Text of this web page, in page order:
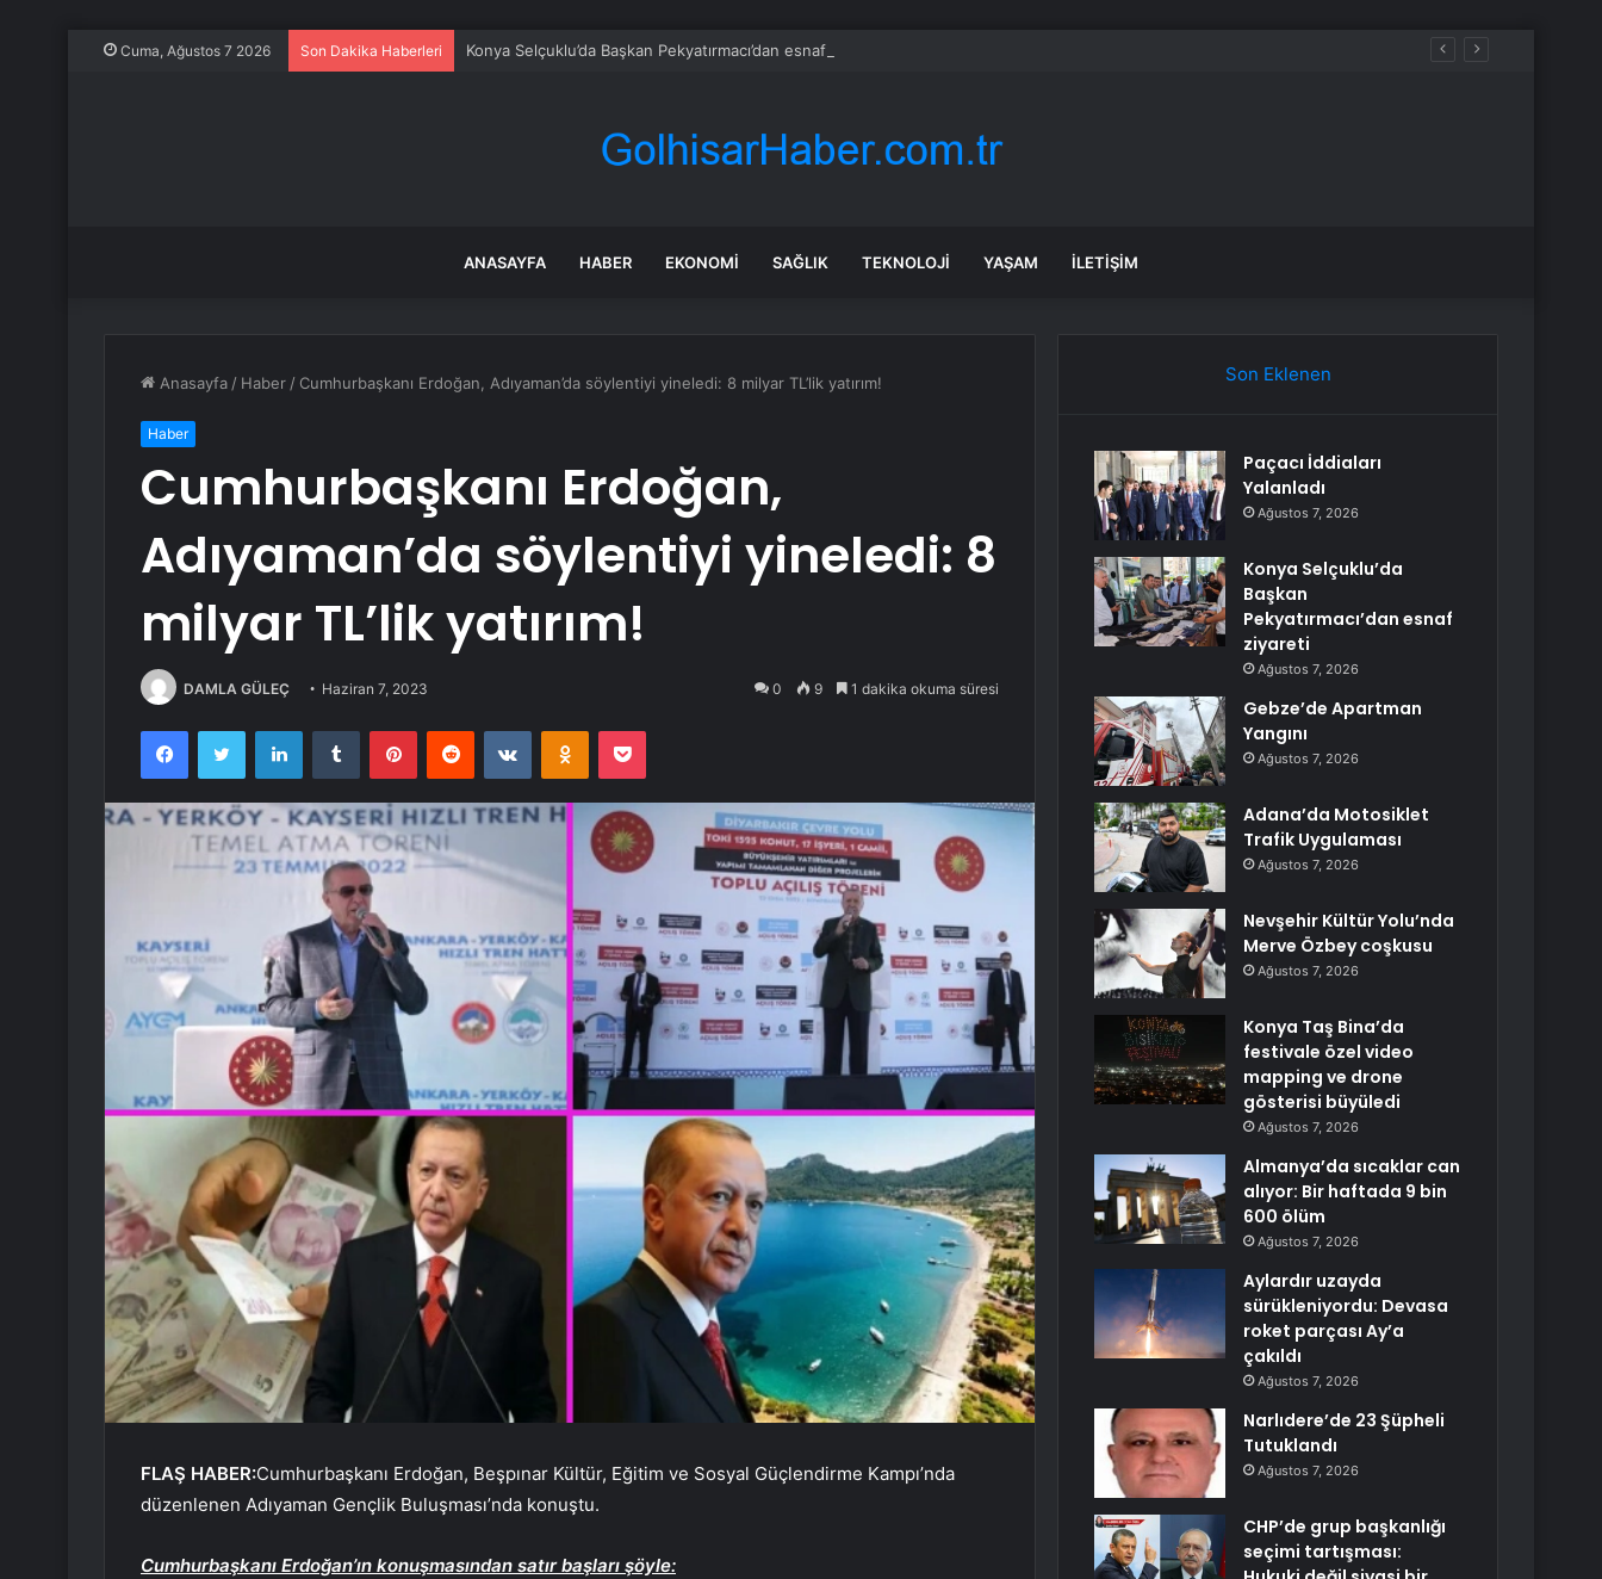
Cuma, Ağustos 7 2026 Son Dakika Haberleri Konya Selçuklu’da Başkan Pekyatırmacı’dan esnaf ziyareti
ANASAYFA HABER EKONOMI SAĞLIK TEKNOLOJI YAŞAM İLETIŞIM
Anasayfa / Haber / Cumhurbaşkanı Erdoğan, Adıyaman’da söylentiyi yineledi: 8 milyar TL’lik yatırım!
Haber
Cumhurbaşkanı Erdoğan,
Adıyaman’da söylentiyi yineledi: 8
milyar TL’lik yatırım!
DAMLA GÜLEÇ Haziran 7, 2023 0 9 1 dakika okuma süresi
FacebookTwitter LinkedInTumblr PinterestReddit VKontakteOdnoklassniki
Pocket
FLAŞ HABER:Cumhurbaşkanı Erdoğan, Beşpınar Kültür, Eğitim ve Sosyal Güçlendirme Kampı’nda
düzenlenen Adıyaman Gençlik Buluşması’nda konuştu.
Cumhurbaşkanı Erdoğan’ın konuşmasından satır başları şöyle:
Son Eklenen
Paçacı İddiaları
Yalanladı
Ağustos 7, 2026
Konya Selçuklu’da
Başkan
Pekyatırmacı’dan esnaf
ziyareti
Ağustos 7, 2026
Gebze’de Apartman
Yangını
Ağustos 7, 2026
Adana’da Motosiklet
Trafik Uygulaması
Ağustos 7, 2026
Nevşehir Kültür Yolu’nda
Merve Özbey coşkusu
Ağustos 7, 2026
Konya Taş Bina’da
festivale özel video
mapping ve drone
gösterisi büyüledi
Ağustos 7, 2026
Almanya’da sıcaklar can
alıyor: Bir haftada 9 bin
600 ölüm
Ağustos 7, 2026
Aylardır uzayda
sürükleniyordu: Devasa
roket parçası Ay’a
çakıldı
Ağustos 7, 2026
Narlıdere’de 23 Şüpheli
Tutuklandı
Ağustos 7, 2026
CHP’de grup başkanlığı
seçimi tartışması: